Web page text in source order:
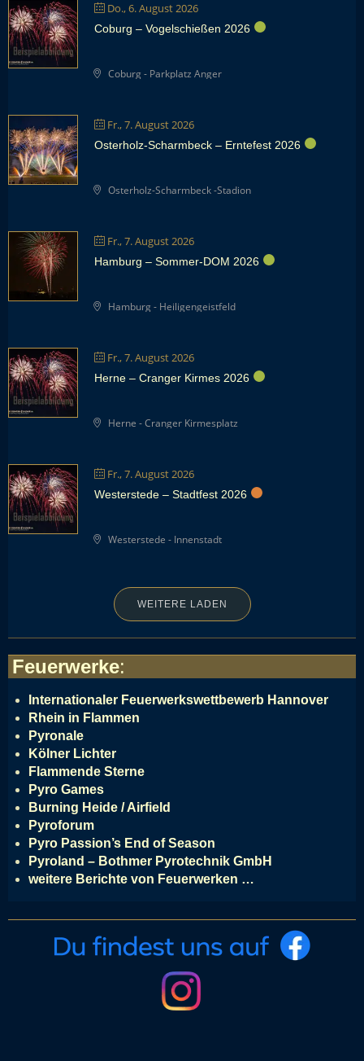
Do., 6. August 2026
Coburg – Vogelschießen 2026
Coburg - Parkplatz Anger
Fr., 7. August 2026
Osterholz-Scharmbeck – Erntefest 2026
Osterholz-Scharmbeck -Stadion
Fr., 7. August 2026
Hamburg – Sommer-DOM 2026
Hamburg - Heiligengeistfeld
Fr., 7. August 2026
Herne – Cranger Kirmes 2026
Herne - Cranger Kirmesplatz
Fr., 7. August 2026
Westerstede – Stadtfest 2026
Westerstede - Innenstadt
WEITERE LADEN
Feuerwerke:
Internationaler Feuerwerkswettbewerb Hannover
Rhein in Flammen
Pyronale
Kölner Lichter
Flammende Sterne
Pyro Games
Burning Heide / Airfield
Pyroforum
Pyro Passion’s End of Season
Pyroland – Bothmer Pyrotechnik GmbH
weitere Berichte von Feuerwerken …